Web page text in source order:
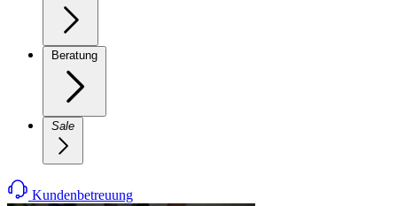
Beratung
Sale
Kundenbetreuung